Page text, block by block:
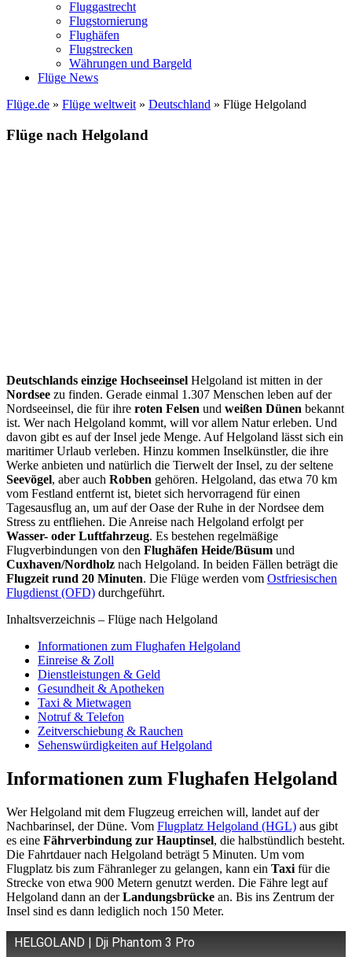
Fluggastrecht
Flugstornierung
Flughäfen
Flugstrecken
Währungen und Bargeld
Flüge News
Flüge.de » Flüge weltweit » Deutschland » Flüge Helgoland
Flüge nach Helgoland
Deutschlands einzige Hochseeinsel Helgoland ist mitten in der
Nordsee zu finden. Gerade einmal 1.307 Menschen leben auf der
Nordseeinsel, die für ihre roten Felsen und weißen Dünen bekannt
ist. Wer nach Helgoland kommt, will vor allem Natur erleben. Und
davon gibt es auf der Insel jede Menge. Auf Helgoland lässt sich ein
maritimer Urlaub verleben. Hinzu kommen Inselkünstler, die ihre
Werke anbieten und natürlich die Tierwelt der Insel, zu der seltene
Seevögel, aber auch Robben gehören. Helgoland, das etwa 70 km
vom Festland entfernt ist, bietet sich hervorragend für einen
Tagesausflug an, um auf der Oase der Ruhe in der Nordsee dem
Stress zu entfliehen. Die Anreise nach Helgoland erfolgt per
Wasser- oder Luftfahrzeug. Es bestehen regelmäßige
Flugverbindungen von den Flughäfen Heide/Büsum und
Cuxhaven/Nordholz nach Helgoland. In beiden Fällen beträgt die
Flugzeit rund 20 Minuten. Die Flüge werden vom Ostfriesischen
Flugdienst (OFD) durchgeführt.
Inhaltsverzeichnis – Flüge nach Helgoland
Informationen zum Flughafen Helgoland
Einreise & Zoll
Dienstleistungen & Geld
Gesundheit & Apotheken
Taxi & Mietwagen
Notruf & Telefon
Zeitverschiebung & Rauchen
Sehenswürdigkeiten auf Helgoland
Informationen zum Flughafen Helgoland
Wer Helgoland mit dem Flugzeug erreichen will, landet auf der
Nachbarinsel, der Düne. Vom Flugplatz Helgoland (HGL) aus gibt
es eine Fährverbindung zur Hauptinsel, die halbstündlich besteht.
Die Fahrtdauer nach Helgoland beträgt 5 Minuten. Um vom
Flugplatz bis zum Fähranleger zu gelangen, kann ein Taxi für die
Strecke von etwa 900 Metern genutzt werden. Die Fähre legt auf
Helgoland dann an derLandungsbrücke an. Bis ins Zentrum der
Insel sind es dann lediglich noch 150 Meter.
HELGOLAND | Dji Phantom 3 Pro